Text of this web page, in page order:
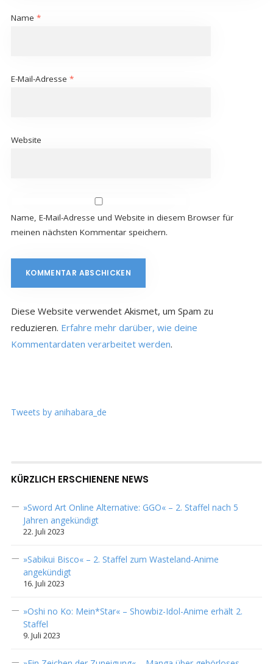
Name *
E-Mail-Adresse *
Website
Name, E-Mail-Adresse und Website in diesem Browser für
meinen nächsten Kommentar speichern.
Diese Website verwendet Akismet, um Spam zu
reduzieren. Erfahre mehr darüber, wie deine
Kommentardaten verarbeitet werden.
Tweets by anihabara_de
KÜRZLICH ERSCHIENENE NEWS
»Sword Art Online Alternative: GGO« – 2. Staffel nach 5
Jahren angekündigt
22. Juli 2023
»Sabikui Bisco« – 2. Staffel zum Wasteland-Anime
angekündigt
16. Juli 2023
»Oshi no Ko: Mein*Star« – Showbiz-Idol-Anime erhält 2.
Staffel
9. Juli 2023